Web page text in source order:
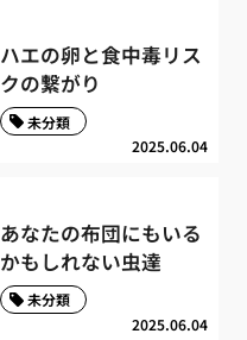
ハエの卵と食中毒リス
クの繋がり
2025.06.04
未分類
あなたの布団にもいる
かもしれない虫達
2025.06.04
未分類